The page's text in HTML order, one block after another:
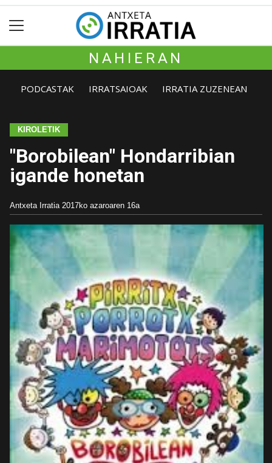
NAHIERAN
PODCASTAK IRRATSAIOAK IRRATIA ZUZENEAN
KIROLETIK
"Borobilean" Hondarribian
igande honetan
Antxeta Irratia 2017ko azaroaren 16a